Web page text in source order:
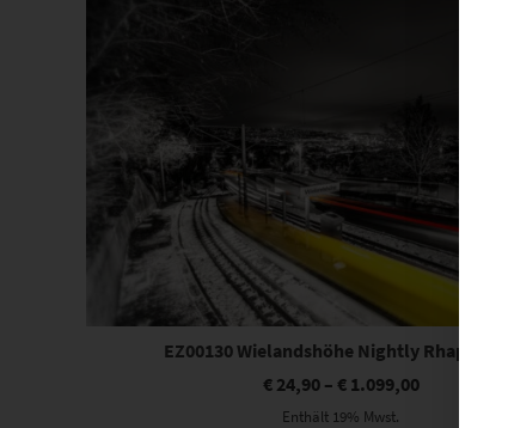
EZ00130 Wielandshöhe Nightly Rhapsodies
€24,90– €1.099,00
Enthält 19% Mwst.